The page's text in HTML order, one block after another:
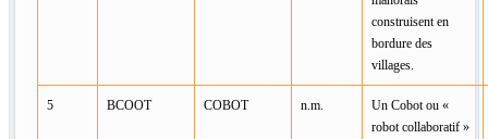
construisent en
bordure des
villages.
5 BCOOT COBOT n.m.
Un Cobot ou «
robot collaboratif »